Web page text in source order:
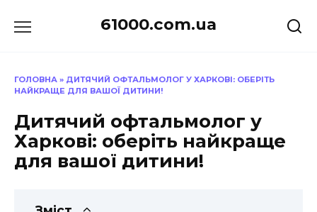
до
61000.com.ua
ГОЛОВНА » ДИТЯЧИЙ ОФТАЛЬМОЛОГ У ХАРКОВІ: ОБЕРІТЬ
НАЙКРАЩЕ ДЛЯ ВАШОЇ ДИТИНИ!
Дитячий офтальмолог у
Харкові: оберіть найкраще
для вашої дитини!